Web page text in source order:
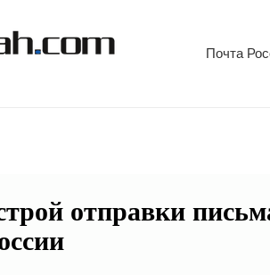
Почта
отправки